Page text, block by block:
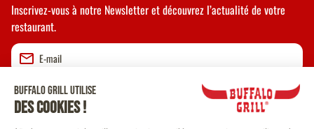
Inscrivez-vous à notre Newsletter et découvrez l’actualité de votre
restaurant.
Valider